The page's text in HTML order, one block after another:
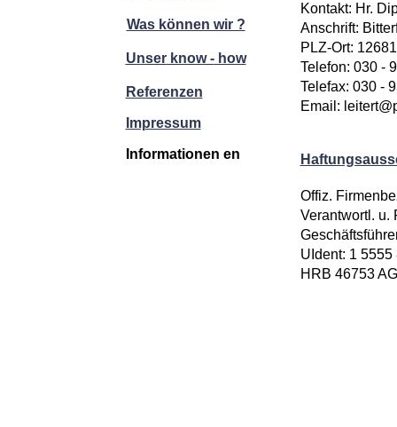
Was können wir ?
Unser know -how
Referenzen
Impressum
Informationen en
Kontakt: Hr.
Anschrift:
PLZ-Ort:
Telefon: 030 -
Telefax: 030 -
Email:
Offiz.
Verantwortl. u.
UIdent: 1 5555
HRB 46753